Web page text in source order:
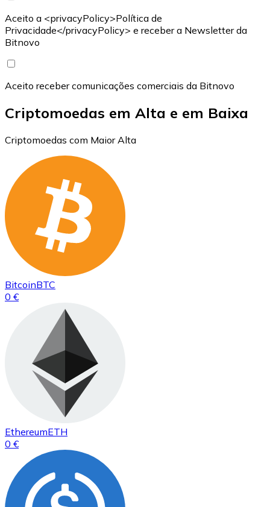
Aceito a <privacyPolicy>Política de
Privacidade</privacyPolicy> e receber a Newsletter da
Bitnovo
Aceito receber comunicações comerciais da Bitnovo
Criptomoedas em Alta e em Baixa
Criptomoedas com Maior Alta
BitcoinBTC
0 €
EthereumETH
0 €